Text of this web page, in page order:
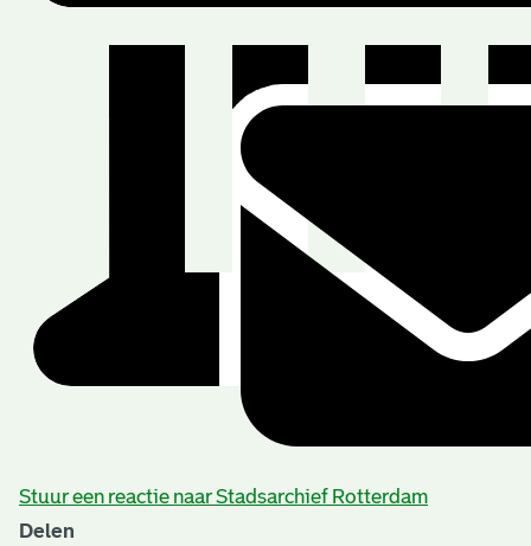
Stuur een reactie naar Stadsarchief Rotterdam
Delen